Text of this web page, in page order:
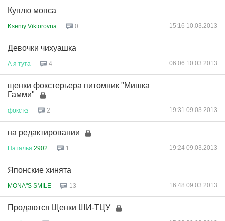
Куплю мопса
Kseniy Viktorovna 0 15:16 10.03.2013
Девочки чихуашка
А я тута 4 06:06 10.03.2013
щенки фокстерьера питомник "Мишка
Гамми"
фокс кз 2 19:31 09.03.2013
на редактировании
Наталья 2902 1 19:24 09.03.2013
Японские хинята
MONA"S SMILE 13 16:48 09.03.2013
Продаются Щенки ШИ-ТЦУ